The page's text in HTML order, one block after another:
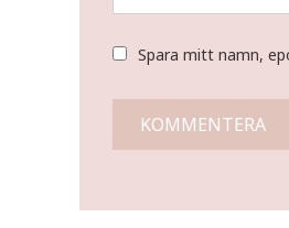
Spara mitt namn,